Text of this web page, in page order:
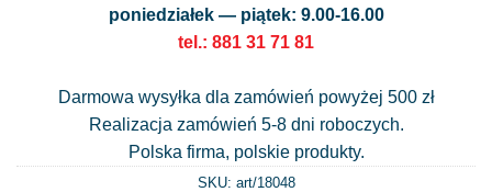
poniedziałek — piątek: 9.00-16.00
tel.: 881 31 71 81
Darmowa wysyłka dla zamówień powyżej 500 zł
Realizacja zamówień 5-8 dni roboczych.
Polska firma, polskie produkty.
SKU: art/18048